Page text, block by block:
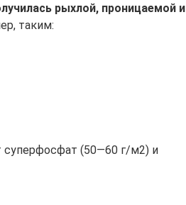
рыхлой, проницаемой и
таким:
суперфосфат (50—60 г/м2) и